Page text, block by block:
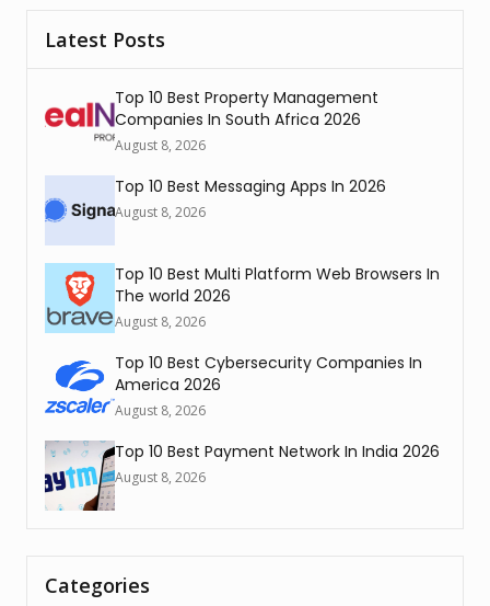
Latest Posts
Top 10 Best Property Management
Companies In South Africa 2026
August 8, 2026
Top 10 Best Messaging Apps In 2026
August 8, 2026
Top 10 Best Multi Platform Web Browsers In
The world 2026
August 8, 2026
Top 10 Best Cybersecurity Companies In
America 2026
August 8, 2026
Top 10 Best Payment Network In India 2026
August 8, 2026
Categories